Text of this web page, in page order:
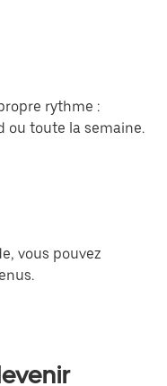
rythme :
ou toute la semaine.
vous pouvez